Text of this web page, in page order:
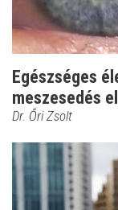
Egészséges
meszesedés
Dr. Őri Zsolt